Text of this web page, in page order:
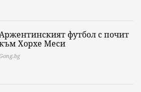
футбол с почит
Хорхе Меси